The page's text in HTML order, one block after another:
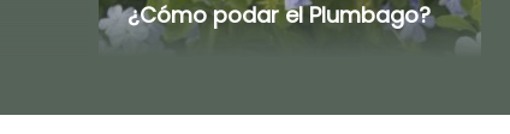
¿Cómo podar el Plumbago?